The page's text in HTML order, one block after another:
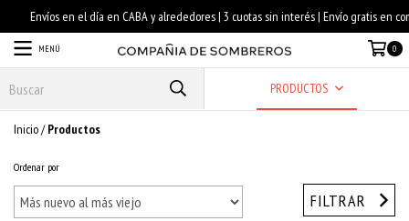
MENÚ 0
PRODUCTOS
Inicio/ Productos
Ordenar por
FILTRAR